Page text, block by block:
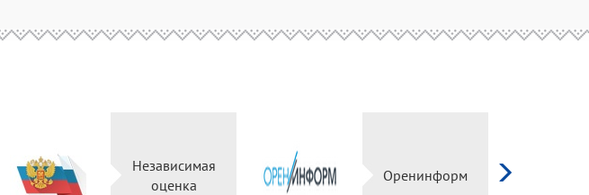
Независимая
оценка
Оренинформ